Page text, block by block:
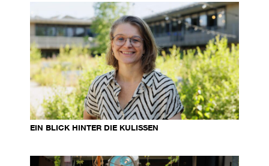
EIN BLICK HINTER DIE KULISSEN